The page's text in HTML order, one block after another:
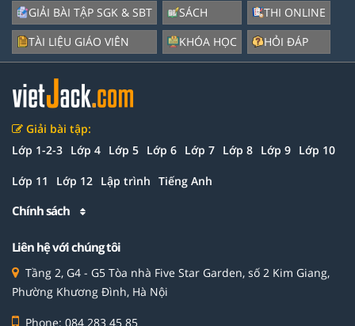
GIẢI BÀI TẬP SGK & SBT
TÀI LIỆU GIÁO VIÊN
SÁCH
KHÓA HỌC
THI ONLINE
HỎI ĐÁP
Giải bài tập:
Lớp 1-2-3 Lớp 4 Lớp 5 Lớp 6 Lớp 7 Lớp 8 Lớp 9 Lớp 10
Lớp 11 Lớp 12 Lập trình Tiếng Anh
Chính sách
Liên hệ với chúng tôi
Tầng 2, G4 - G5 Tòa nhà Five Star Garden, số 2 Kim Giang,
Phường Khương Đình, Hà Nội
Phone: 084 283 45 85